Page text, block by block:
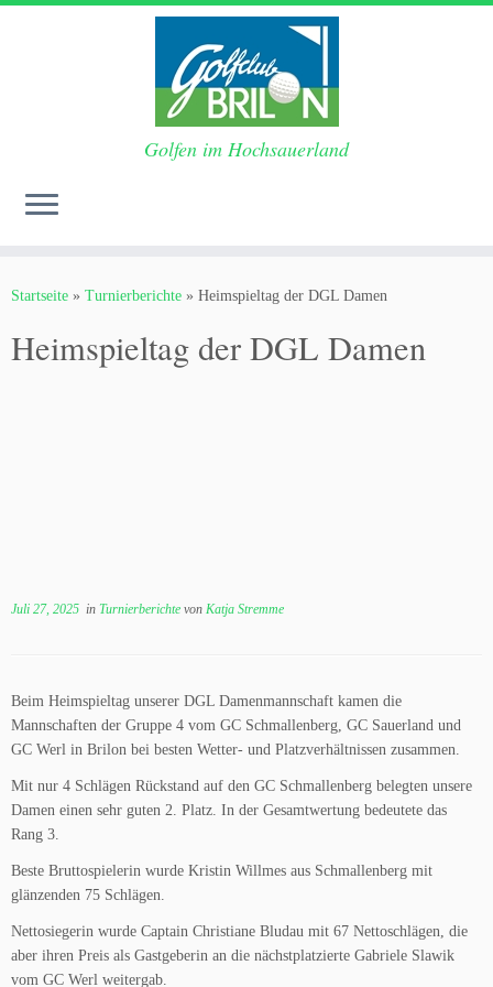
Inhalt
Golfen im Hochsauerland
Startseite » Turnierberichte » Heimspieltag der DGL Damen
Heimspieltag der DGL Damen
Juli 27, 2025 in Turnierberichte von Katja Stremme
Beim Heimspieltag unserer DGL Damenmannschaft kamen die
Mannschaften der Gruppe 4 vom GC Schmallenberg, GC Sauerland und
GC Werl in Brilon bei besten Wetter- und Platzverhältnissen zusammen.
Mit nur 4 Schlägen Rückstand auf den GC Schmallenberg belegten unsere
Damen einen sehr guten 2. Platz. In der Gesamtwertung bedeutete das
Rang 3.
Beste Bruttospielerin wurde Kristin Willmes aus Schmallenberg mit
glänzenden 75 Schlägen.
Nettosiegerin wurde Captain Christiane Bludau mit 67 Nettoschlägen, die
aber ihren Preis als Gastgeberin an die nächstplatzierte Gabriele Slawik
vom GC Werl weitergab.